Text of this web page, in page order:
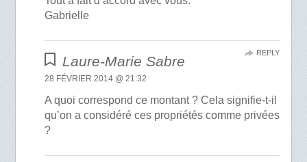
Gabrielle
Laure-Marie Sabre
28 FÉVRIER 2014 @ 21:32
A quoi correspond ce montant ? Cela signifie-t-il
qu’on a considéré ces propriétés comme privées
?
REPLY